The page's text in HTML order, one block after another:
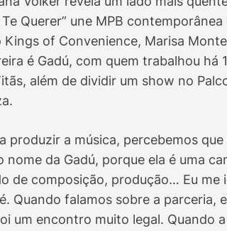
Querer” une MPB
of Convenience, Marisa
é Gadú, com quem trabalhou há
além de dividir um show no
produzir a música, percebemos
nome da Gadú, porque ela é uma
de composição, produção… Eu
Quando falamos sobre a parceria,
um encontro muito legal. Quando